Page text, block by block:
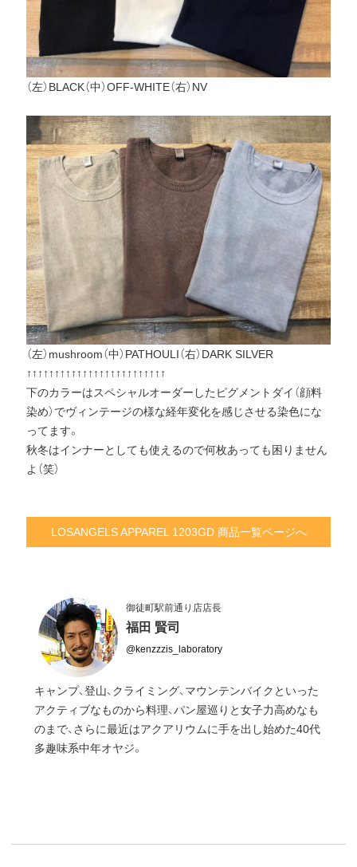
（左）BLACK（中）OFF-WHITE（右）NV
（左）mushroom（中）PATHOULI（右）DARK SILVER
↑↑↑↑↑↑↑↑↑↑↑↑↑↑↑↑↑↑↑↑↑↑↑↑↑
下のカラーはスペシャルオーダーしたピグメントダイ（顔料
染め）でヴィンテージの様な経年変化を感じさせる染色にな
ってます。
秋冬はインナーとしても使えるので何枚あっても困りません
よ（笑）
LOSANGELS APPAREL 1203GD 商品一覧ページへ
御徒町駅前通り店店長
福田 賢司
@kenzzzis_laboratory
キャンプ、登山、クライミング、マウンテンバイクといった
アクティブなものから料理、パン屋巡りと女子力高めなも
のまで、さらに最近はアクアリウムに手を出し始めた40代
多趣味系中年オヤジ。